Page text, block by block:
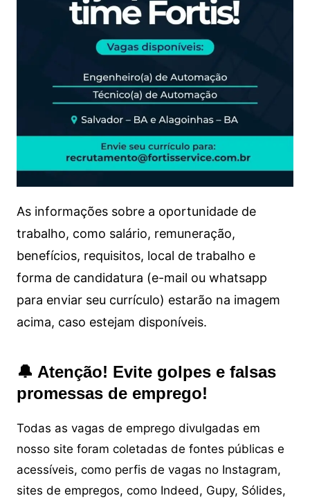
As informações sobre a oportunidade de
trabalho, como salário, remuneração,
benefícios, requisitos, local de trabalho e
forma de candidatura (e-mail ou whatsapp
para enviar seu currículo) estarão na imagem
acima, caso estejam disponíveis.
🔔 Atenção! Evite golpes e falsas
promessas de emprego!
Todas as vagas de emprego divulgadas em
nosso site foram coletadas de fontes públicas e
acessíveis, como perfis de vagas no Instagram,
sites de empregos, como Indeed, Gupy, Sólides,